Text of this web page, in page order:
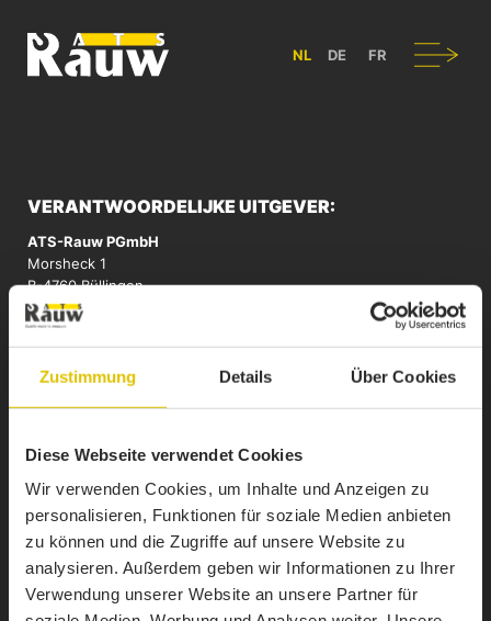
Zustimmung Details Über Cookies
Diese Webseite verwendet Cookies
Wir verwenden Cookies, um Inhalte und Anzeigen zu
personalisieren, Funktionen für soziale Medien anbieten
zu können und die Zugriffe auf unsere Website zu
analysieren. Außerdem geben wir Informationen zu Ihrer
Verwendung unserer Website an unsere Partner für
ATS RAUW - BOUW & ONTWERP VAN BEDRIJFSVOERTUIGEN IN
NL DE FR
Navigatie
VERANTWOORDELIJKE UITGEVER:
ATS-Rauw PGmbH
Morsheck 1
B-4760 Büllingen
E-mail:info@atsrauw.com
BTW: BE0436.412.995
REALISATIE:
CLOTH. kreativbureau
B-4700 Eupen
E-mail:info@cloth.be
Website:www.cloth.be